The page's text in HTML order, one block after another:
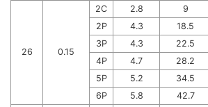
26 0.15
2C 2.8 9
2P
4.3 18.5
3P
4.3 22.5
4P
4.7 28.2
5P
5.2 34.5
6P
5.8 42.7